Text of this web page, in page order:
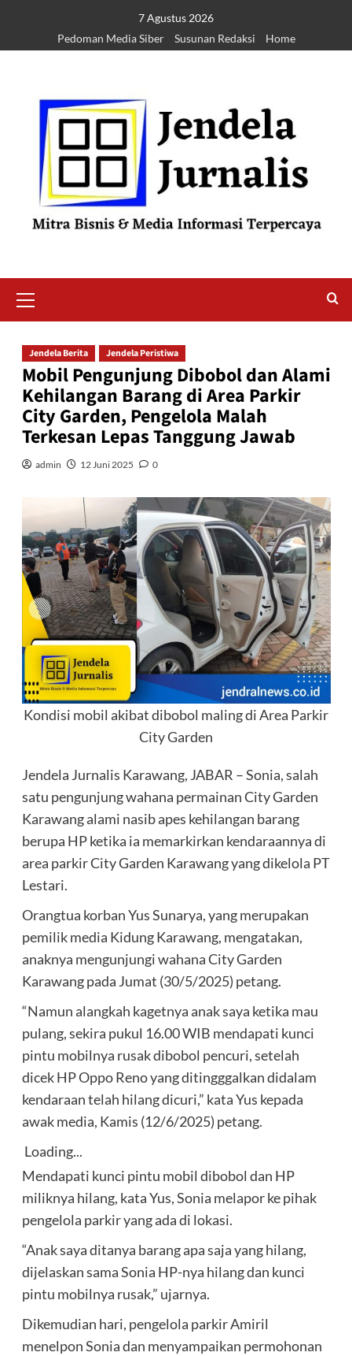
7 Agustus 2026
Pedoman Media Siber
Susunan Redaksi Home
Jendela Berita Jendela Peristiwa
Mobil Pengunjung Dibobol dan Alami
Kehilangan Barang di Area Parkir
City Garden, Pengelola Malah
Terkesan Lepas Tanggung Jawab
admin 12 Juni 2025 0
Kondisi mobil akibat dibobol maling di Area Parkir
City Garden
Jendela Jurnalis Karawang, JABAR – Sonia, salah
satu pengunjung wahana permainan City Garden
Karawang alami nasib apes kehilangan barang
berupa HP ketika ia memarkirkan kendaraannya di
area parkir City Garden Karawang yang dikelola PT
Lestari.
Orangtua korban Yus Sunarya, yang merupakan
pemilik media Kidung Karawang, mengatakan,
anaknya mengunjungi wahana City Garden
Karawang pada Jumat (30/5/2025) petang.
“Namun alangkah kagetnya anak saya ketika mau
pulang, sekira pukul 16.00 WIB mendapati kunci
pintu mobilnya rusak dibobol pencuri, setelah
dicek HP Oppo Reno yang ditingggalkan didalam
kendaraan telah hilang dicuri,” kata Yus kepada
awak media, Kamis (12/6/2025) petang.
Loading...
Mendapati kunci pintu mobil dibobol dan HP
miliknya hilang, kata Yus, Sonia melapor ke pihak
pengelola parkir yang ada di lokasi.
“Anak saya ditanya barang apa saja yang hilang,
dijelaskan sama Sonia HP-nya hilang dan kunci
pintu mobilnya rusak,” ujarnya.
Dikemudian hari, pengelola parkir Amiril
menelpon Sonia dan menyampaikan permohonan